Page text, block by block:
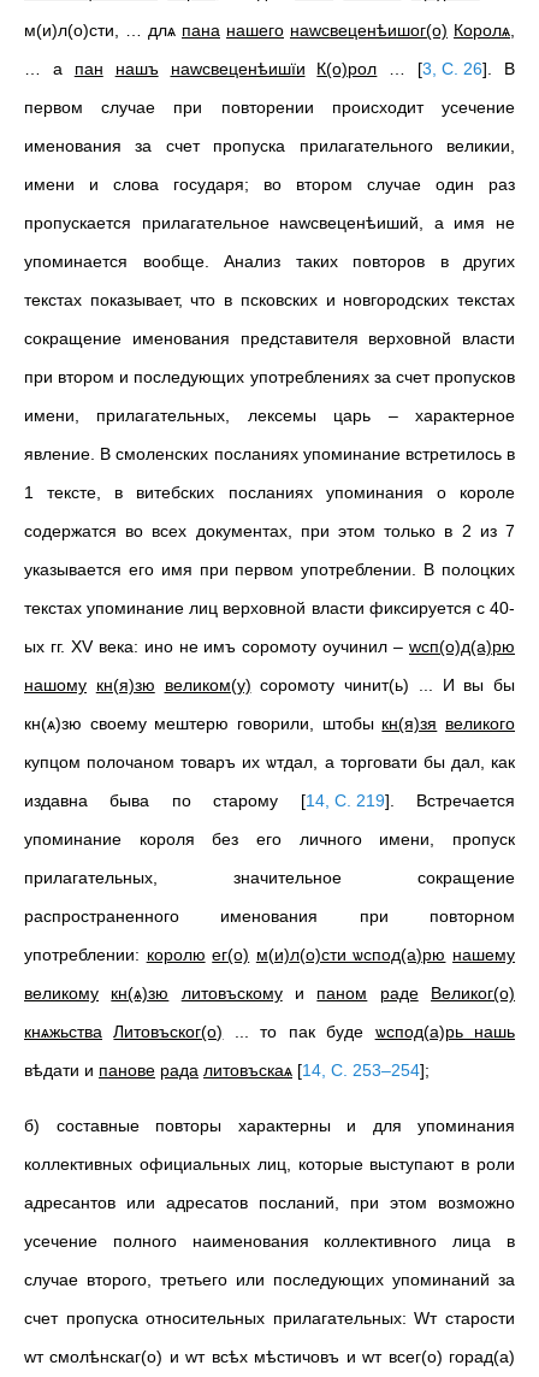
м(и)л(о)сти, … длѧ пана нашего наwсвеценѣишог(о) Королѧ
… а пан нашъ наwсвеценѣишїи К(о)рол [3, С. 26] . В
первом случае при повторении происходит усечение
именования за счет пропуска прилагательного великии,
имени и слова государя; во втором случае один раз
пропускается прилагательное наwсвеценѣиший, а имя не
упоминается вообще. Анализ таких повторов в других
текстах показывает, что в псковских и новгородских текстах
сокращение именования представителя верховной власти
при втором и последующих употреблениях за счет пропусков
имени, прилагательных, лексемы царь – характерное
явление. В смоленских посланиях упоминание встретилось в
1 тексте, в витебских посланиях упоминания о короле
содержатся во всех документах, при этом только в 2 из 7
указывается его имя при первом употреблении. В полоцких
текстах упоминание лиц верховной власти фиксируется с 40-
ых гг. ХV века: ино не имъ соромоту оучинил – wсп(о)д(а)рю
нашому кн(я)зю великом(у) соромоту чинит(ь) ... И вы бы
кн(ѧ)зю своему мештерю говорили, штобы кн(я)зя великого
купцом полочаном товаръ их ѡтдал, а торговати бы дал, как
издавна быва по старому [14, С. 219] . Встречается
упоминание короля без его личного имени, пропуск
прилагательных, значительное сокращение
распространенного именования при повторном
употреблении: королю ег(о) м(и)л(о)сти ѡспод(а)рю нашему
великому
кн(ѧ)зю литовъскомуи паном раде
Великог(о)
кнѧжьства
Литовъског(о) ... то пак буде ѡспод(а)рь нашь
вѣдати и панове рада литовъскаѧ [14, С. 253–254];
б) составные повторы характерны и для упоминания
коллективных официальных лиц, которые выступают в роли
адресантов или адресатов посланий, при этом возможно
усечение полного наименования коллективного лица в
случае второго, третьего или последующих упоминаний за
счет пропуска относительных прилагательных: Wт старости
wт смолѣнскаг(о) и wт всѣх мѣстичовъ и wт всег(о) горад(а)